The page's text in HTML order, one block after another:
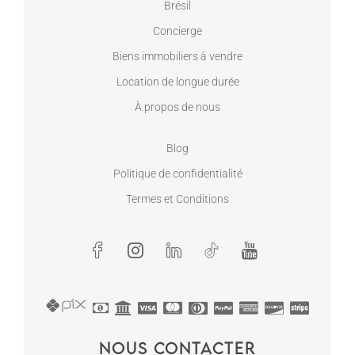
Brésil
Concierge
Biens immobiliers à vendre
Location de longue durée
À propos de nous
Blog
Politique de confidentialité
Termes et Conditions
Nous contacter